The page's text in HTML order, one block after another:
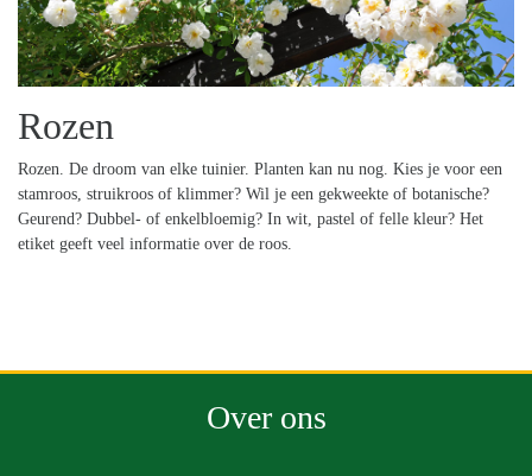
Rozen
Rozen. De droom van elke tuinier. Planten kan nu nog. Kies je voor een
stamroos, struikroos of klimmer? Wil je een gekweekte of botanische?
Geurend? Dubbel- of enkelbloemig? In wit, pastel of felle kleur? Het
etiket geeft veel informatie over de roos.
Over ons